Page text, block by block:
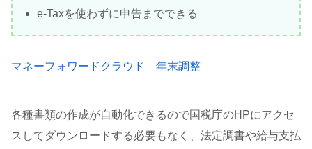
e-Taxを使わずに申告までできる
マネーフォワードクラウド 年末調整
各種書類の作成が自動化できるので国税庁のHPにアクセ
スしてダウンロードする必要もなく、法定調書や給与支払